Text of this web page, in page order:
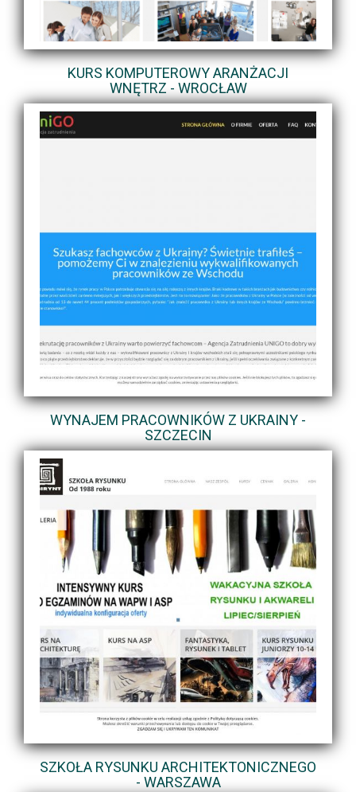
KURS KOMPUTEROWY ARANŻACJI
WNĘTRZ - WROCŁAW
WYNAJEM PRACOWNIKÓW Z UKRAINY -
SZCZECIN
SZKOŁA RYSUNKU ARCHITEKTONICZNEGO
- WARSZAWA